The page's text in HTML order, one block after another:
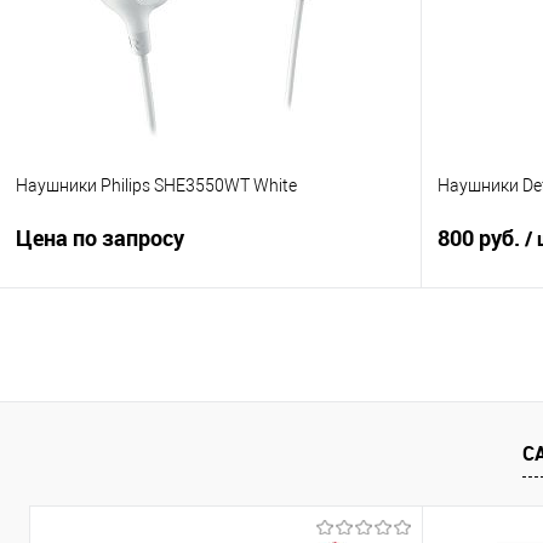
В избранное
В наличии
Наушники Philips SHE3550WT White
Цена по запросу
Купить в 1 клик
Сравнение
Наушники
800 руб. /
Купить в 1
В